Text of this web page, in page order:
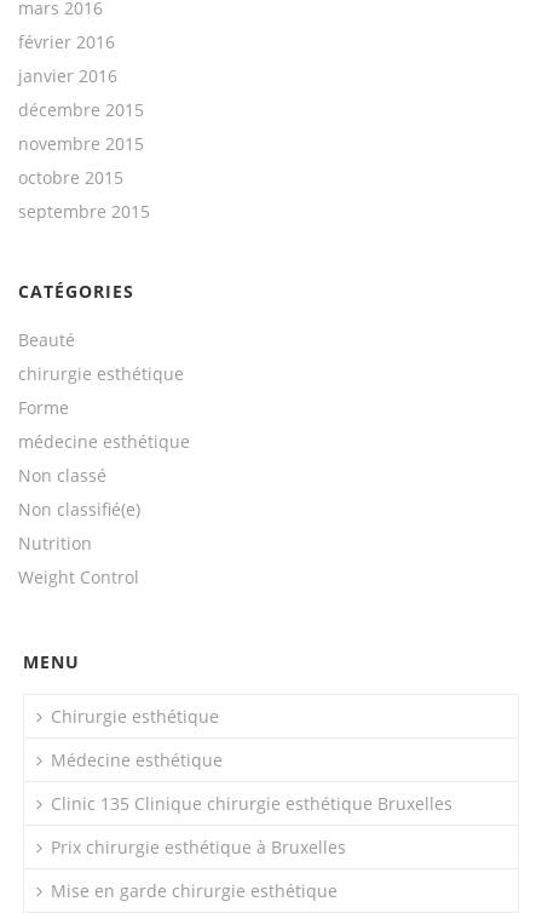
mars 2016
février 2016
janvier 2016
décembre 2015
novembre 2015
octobre 2015
septembre 2015
CATÉGORIES
Beauté
chirurgie esthétique
Forme
médecine esthétique
Non classé
Non classifié(e)
Nutrition
Weight Control
MENU
Chirurgie esthétique
Médecine esthétique
Clinic 135 Clinique chirurgie esthétique Bruxelles
Prix chirurgie esthétique à Bruxelles
Mise en garde chirurgie esthétique